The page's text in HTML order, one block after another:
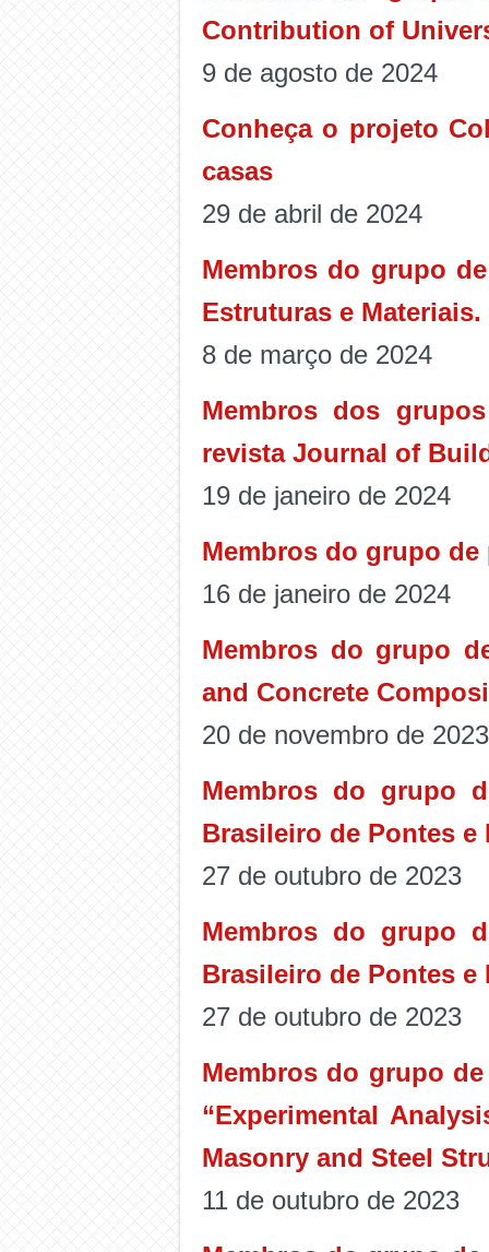
Contribution of
9 de agosto de 2024
Conheça o projeto
casas
29 de abril de 2024
Membros do grupo
Estruturas e Materiais.
8 de março de 2024
Membros dos
revista Journal of
19 de janeiro de 2024
Membros do grupo
16 de janeiro de 2024
Membros do grupo
and Concrete
20 de novembro de 2023
Membros do grupo
Brasileiro de Pontes e
27 de outubro de 2023
Membros do grupo
Brasileiro de Pontes e
27 de outubro de 2023
Membros do grupo
“Experimental
Masonry and Steel
11 de outubro de 2023